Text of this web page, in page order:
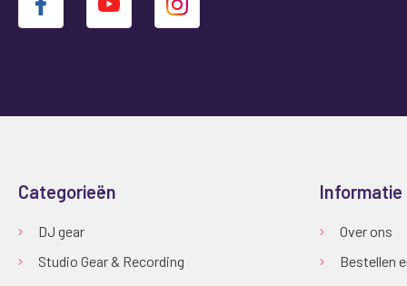
Categorieën
DJ gear
Studio Gear & Recording
Informatie
Over ons
Bestellen